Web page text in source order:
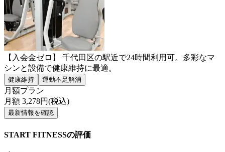
【入会金ゼロ】 千代田区の駅近で24時間利用可。多彩なマ
シンと設備で健康維持に最適。
健康維持 運動不足解消
月額プラン
月額 3,278円(税込)
最新情報を確認
START FITNESSの評価